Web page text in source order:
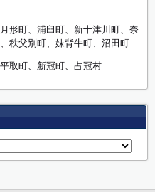
形町、浦臼町、新十津川町、奈
秩父別町、妹背牛町、沼田町
取町、新冠町、占冠村